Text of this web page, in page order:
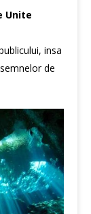
Unite
insa
de